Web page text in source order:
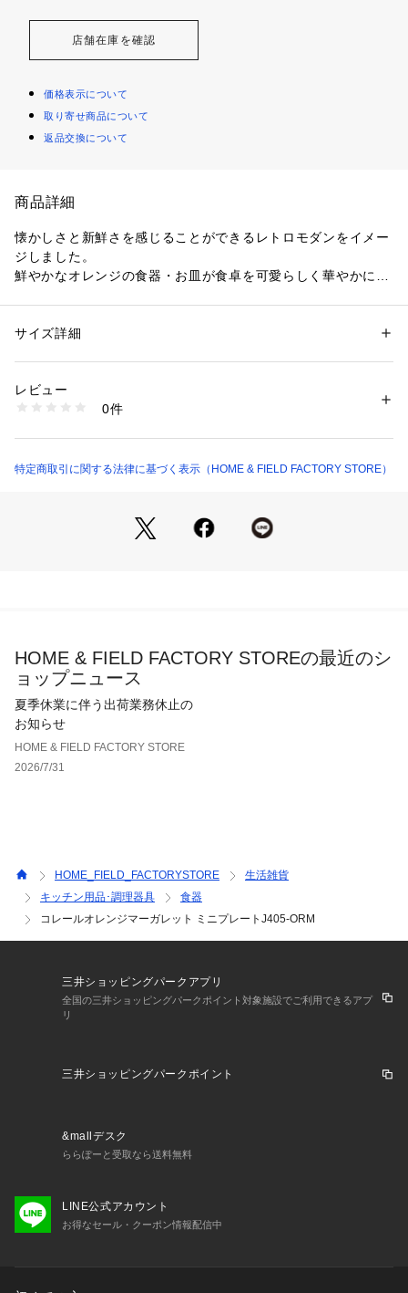
店舗在庫を確認
価格表示について
取り寄せ商品について
返品交換について
商品詳細
懐かしさと新鮮さを感じることができるレトロモダンをイメー
ジしました。
鮮やかなオレンジの食器・お皿が食卓を可愛らしく華やかに飾
●食洗器対応
●生産国：アメリカ
検索可能です。
性別：レディース
素材：全面積層強化ガラス
商品番号：
CP-9090 （ショップ）
サイズ詳細
レビュー
0件
特定商取引に関する法律に基づく表示（HOME & FIELD FACTORY STORE）
HOME & FIELD FACTORY STOREの最近のシ
ョップニュース
夏季休業に伴う出荷業務休止の
お知らせ
HOME & FIELD FACTORY STORE
2026/7/31
HOME_FIELD_FACTORYSTORE
生活雑貨
キッチン用品･調理器具
食器
コレールオレンジマーガレット ミニプレートJ405-ORM
三井ショッピングパークアプリ
全国の三井ショッピングパークポイント対象施設でご利用できるアプ
リ
三井ショッピングパークポイント
&mallデスク
ららぽーと受取なら送料無料
LINE公式アカウント
お得なセール・クーポン情報配信中